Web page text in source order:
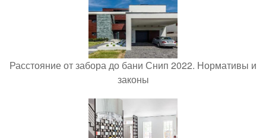
Расстояние от забора до бани Снип 2022. Нормативы и
законы